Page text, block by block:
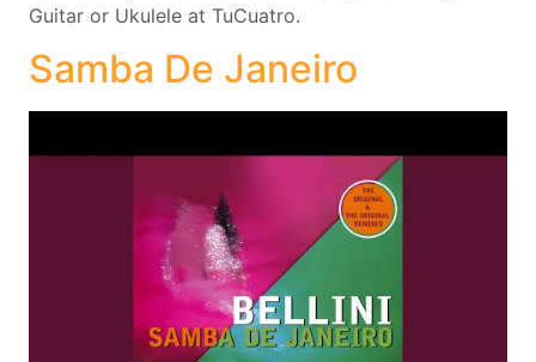
Guitar or Ukulele at TuCuatro.
Samba De Janeiro